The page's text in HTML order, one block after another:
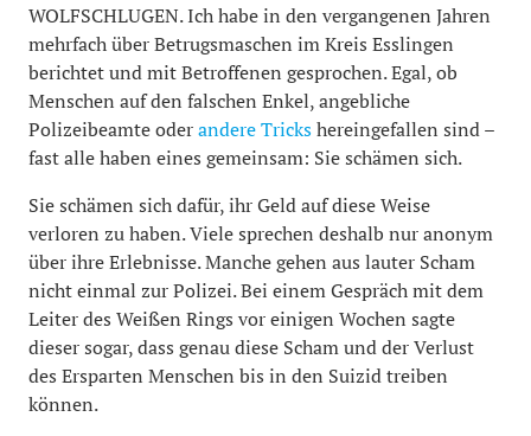
WOLFSCHLUGEN. Ich habe in den vergangenen Jahren
mehrfach über Betrugsmaschen im Kreis Esslingen
berichtet und mit Betroffenen gesprochen. Egal, ob
Menschen auf den falschen Enkel, angebliche
Polizeibeamte oderandere Trickshereingefallen sind –
fast alle haben eines gemeinsam: Sie schämen sich.
Sie schämen sich dafür, ihr Geld auf diese Weise
verloren zu haben. Viele sprechen deshalb nur anonym
über ihre Erlebnisse. Manche gehen aus lauter Scham
nicht einmal zur Polizei. Bei einem Gespräch mit dem
Leiter des Weißen Rings vor einigen Wochen sagte
dieser sogar, dass genau diese Scham und der Verlust
des Ersparten Menschen bis in den Suizid treiben
können.